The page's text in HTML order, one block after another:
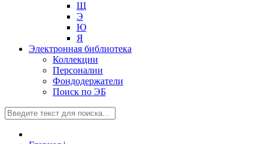
Щ
Э
Ю
Я
Электронная библиотека
Коллекции
Персоналии
Фондодержатели
Поиск по ЭБ